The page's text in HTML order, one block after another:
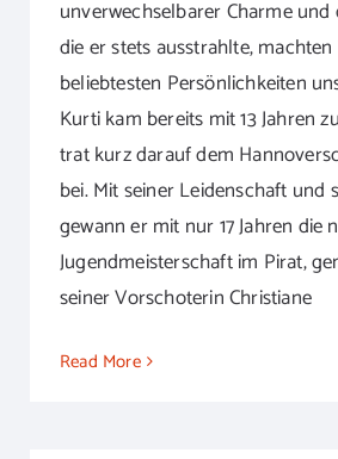
unverwechselbarer Charme
die er stets ausstrahlte,
beliebtesten Persönlichkeiten
Kurti kam bereits mit 13 Jahren
trat kurz darauf dem
bei. Mit seiner Leidenschaft und
gewann er mit nur 17 Jahren die
Jugendmeisterschaft im Pirat,
seiner Vorschoterin Christiane
Read More